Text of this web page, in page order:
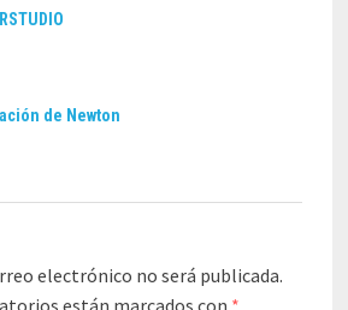
de Newton
electrónico no será publicada.
están marcados con *